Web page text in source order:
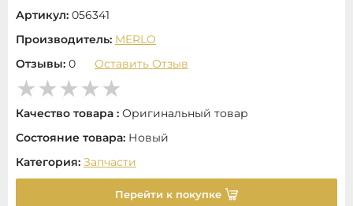
Артикул: 056341
Производитель: MERLO
Отзывы: 0 Оставить Отзыв
Качество товара : Оригинальный товар
Состояние товара: Новый
Категория: Запчасти
Перейти к покупке